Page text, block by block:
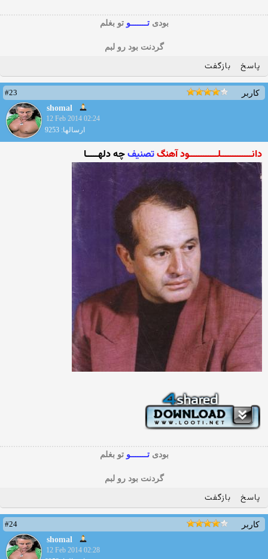
بودیتـــــــوتو بغلم
گردنت بود رو لبم
پاسخ بازگفت
کاربر
#23
shomal
12 Feb 2014 02:24
ارسالها: 9253
دانـــــــــــــلــــــــــــود آهنگتصنیفچه دلهـــــا
بودیتـــــــوتو بغلم
گردنت بود رو لبم
پاسخ بازگفت
کاربر
#24
shomal
12 Feb 2014 02:28